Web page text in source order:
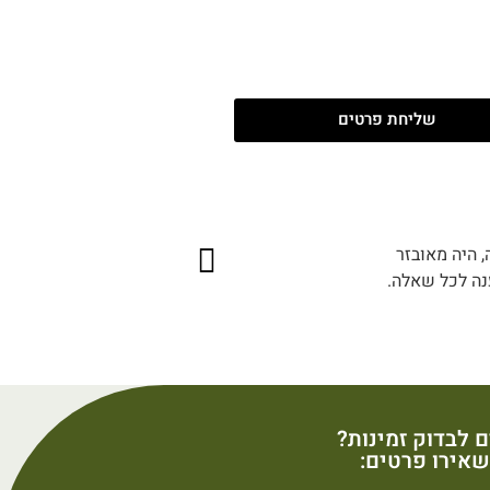
שליחת פרטים
היה מאובזר
לכל שאלה.
לבדוק זמינות?
פרטים: